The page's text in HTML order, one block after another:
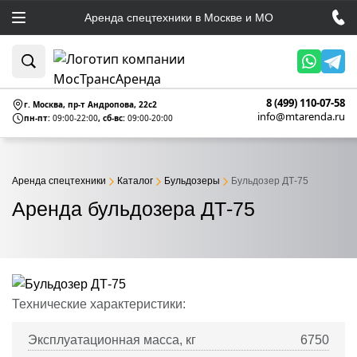
Аренда спецтехники в Москве и МО
г. Москва, пр-т Андропова, 22c2
пн-пт: 09:00-22:00, сб-вс: 09:00-20:00
8 (499) 110-07-58
info@mtarenda.ru
Аренда бульдозера ДТ-75
Аренда спецтехники Каталог Бульдозеры Бульдозер ДТ-75
Технические характеристики:
Эксплуатационная масса, кг 6750